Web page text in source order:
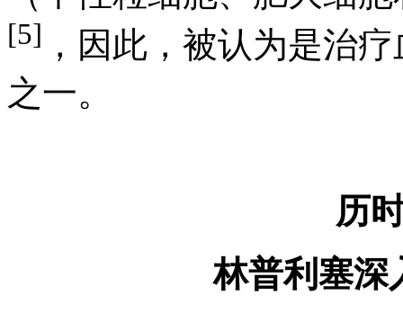
[5] ，因此，被认为是治
之一。
历
林普利塞深